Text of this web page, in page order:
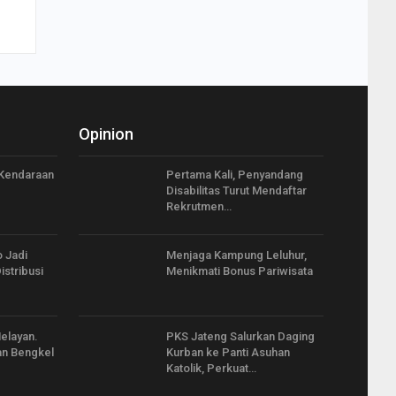
Jadi
Bengkel
Opinion
Pertama Kali, Penyandang
Disabilitas Turut Mendaftar
Rekrutmen…
Menjaga Kampung Leluhur,
Menikmati Bonus Pariwisata
PKS Jateng Salurkan Daging
Kurban ke Panti Asuhan
Katolik, Perkuat…